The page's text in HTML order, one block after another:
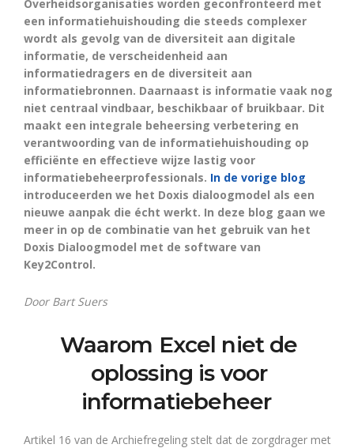
Overheidsorganisaties worden geconfronteerd met
een informatiehuishouding die steeds complexer
wordt als gevolg van de diversiteit aan digitale
informatie, de verscheidenheid aan
informatiedragers en de diversiteit aan
informatiebronnen. Daarnaast is informatie vaak nog
niet centraal vindbaar, beschikbaar of bruikbaar. Dit
maakt een integrale beheersing verbetering en
verantwoording van de informatiehuishouding op
efficiënte en effectieve wijze lastig voor
informatiebeheerprofessionals. In de vorige blog
introduceerden we het Doxis dialoogmodel als een
nieuwe aanpak die écht werkt. In deze blog gaan we
meer in op de combinatie van het gebruik van het
Doxis Dialoogmodel met de software van
Key2Control.
Door Bart Suers
Waarom Excel niet de
oplossing is voor
informatiebeheer
Artikel 16 van de Archiefregeling stelt dat de zorgdrager met